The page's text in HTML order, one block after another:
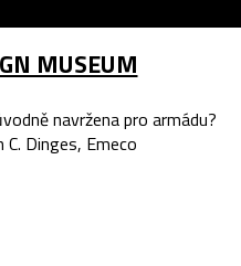
MUSEUM
navržena pro armádu?
Dinges, Emeco